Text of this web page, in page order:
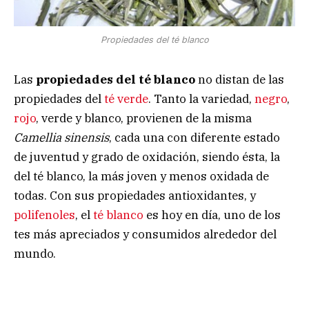
Propiedades del té blanco
Las propiedades del té blancono distan de las
propiedades delté verde. Tanto la variedad, negro,
rojo, verde y blanco, provienen de la misma
Camellia sinensis, cada una con diferente estado
de juventud y grado de oxidación, siendo ésta, la
del té blanco, la más joven y menos oxidada de
todas. Con sus propiedades antioxidantes, y
polifenoles, elté blanco es hoy en día, uno de los
tes más apreciados y consumidos alrededor del
mundo.